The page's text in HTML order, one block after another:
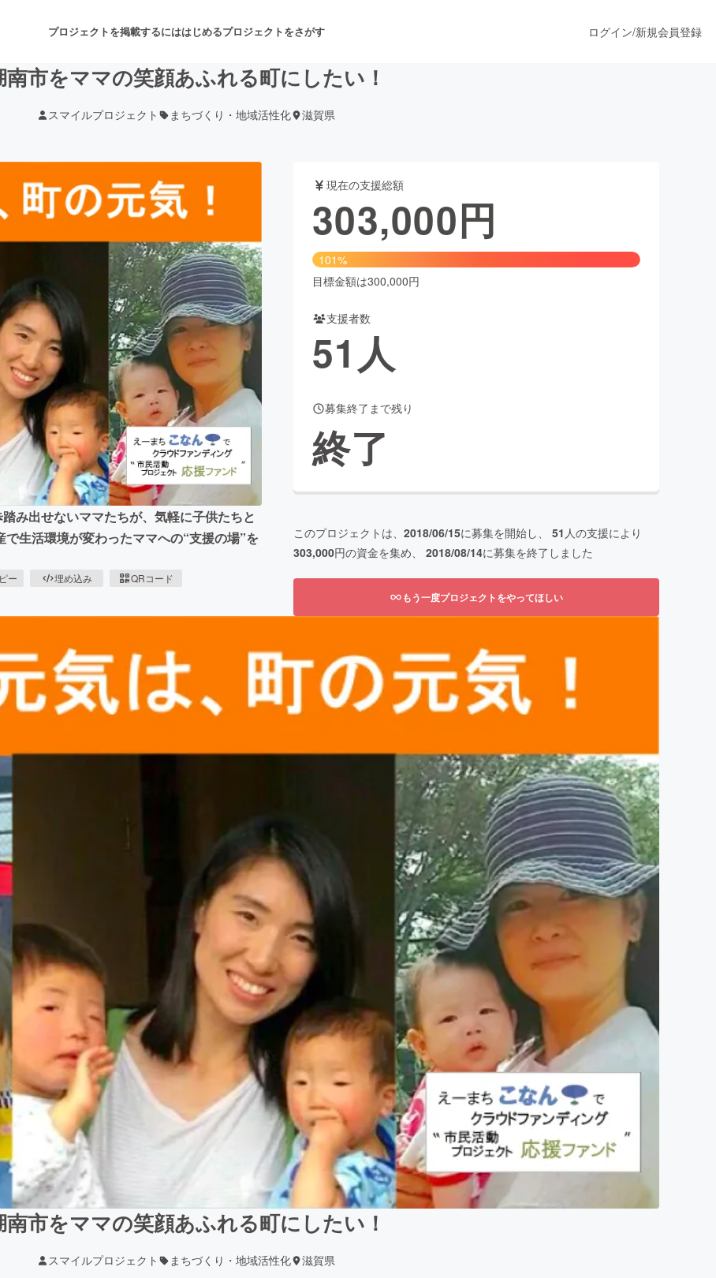
プロジェクトを掲載するにははじめるプロジェクトをさがす
音楽 舞台・パフォーマンス
ゲーム・サービス開発 フード・飲食店 ファッション
書籍・雑誌出版 アニメ・漫画
チャレンジ ビューティー・ヘルスケア
CAMPFIRE for Social GoodCAMPFIRE Creation
CAMPFIREふるさと納税machi-ya
ログイン/新規会員登録
南市をママの笑顔あふれる町にしたい！
スマイルプロジェクト まちづくり・地域活性化 滋賀県
み出せないママたちが、気軽に子供たちと
生活環境が変わったママへの“支援の場”を
ー 埋め込み QRコード
現在の支援総額
303,000円
101%
目標金額は300,000円
支援者数
51 人
募集終了まで残り
終了
このプロジェクトは、 2018/06/15に募集を開始し、 51 人の支援により
303,000円の資金を集め、 2018/08/14に募集を終了しました
もう一度プロジェクトをやってほしい
南市をママの笑顔あふれる町にしたい！
スマイルプロジェクト まちづくり・地域活性化 滋賀県